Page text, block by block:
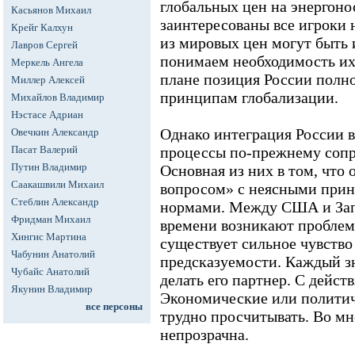
Касьянов Михаил
Крейг Калхун
Лавров Сергей
Меркель Ангела
Миллер Алексей
Михайлов Владимир
Нэстасе Адриан
Овечкин Александр
Пасат Валерий
Путин Владимир
Саакашвили Михаил
Стеблин Александр
Фридман Михаил
Хингис Мартина
Чабунин Анатолий
Чубайс Анатолий
Якунин Владимир
все персоны
глобальных цен на
заинтересованы все
из мировых цен могут
понимаем необходимость
плане позиция России
принципам глобализации.
Однако интеграция России
процессы по-прежнему
Основная из них в том, что
вопросом» с неясными
нормами. Между США и
времени возникают
существует сильное
предсказуемости. Каждый
делать его партнер. С
Экономические или
трудно просчитывать. Во
непрозрачна.